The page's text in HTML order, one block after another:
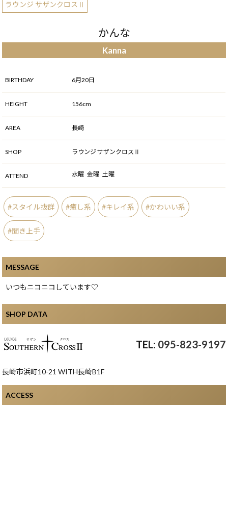
ラウンジ サザンクロスⅡ
かんな
Kanna
BIRTHDAY 6月20日
HEIGHT 156cm
AREA 長崎
SHOP ラウンジ サザンクロスⅡ
ATTEND 水曜 金曜 土曜
スタイル抜群 癒し系 キレイ系 かわいい系
聞き上手
MESSAGE
いつもニコニコしています♡
SHOP DATA
095-823-9197
長崎市浜町10-21 WITH長崎B1F
ACCESS